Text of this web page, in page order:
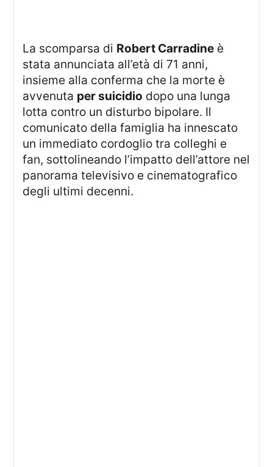
La scomparsa di Robert Carradine è
stata annunciata all’età di 71 anni,
insieme alla conferma che la morte è
avvenuta per suicidio dopo una lunga
lotta contro un disturbo bipolare. Il
comunicato della famiglia ha innescato
un immediato cordoglio tra colleghi e
fan, sottolineando l’impatto dell’attore nel
panorama televisivo e cinematografico
degli ultimi decenni.